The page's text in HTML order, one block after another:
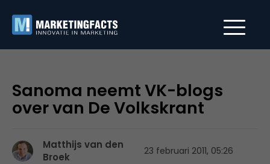
Sanoma neemt VK-blogs
over van De Volkskrant
Matthijs van den
Broek
23 februari 2011, 05:26